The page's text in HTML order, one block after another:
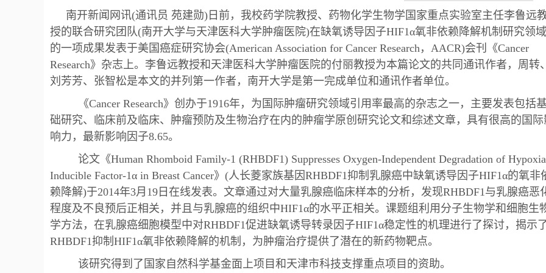
南开新闻网讯(通讯员 苑建勋)日前，我校药学院教授、药物化学生物学国家重点实验室主任李鲁远
授的联合研究团队(南开大学与天津医科大学肿瘤医院)在缺氧诱导因子HIF1α氧非依赖降解机制研究领域
的一项成果发表于美国癌症研究协会(American Association for Cancer Research，AACR)会刊《Cancer
Research》杂志上。李鲁远教授和天津医科大学肿瘤医院的付丽教授为本篇论文的共同通讯作者，周转、
刘芳芳、张智松是本文的并列第一作者，南开大学是第一完成单位和通讯作者单位。
《Cancer Research》创办于1916年，为国际肿瘤研究领域引用率最高的杂志之一，主要发表包括
础研究、临床前及临床、肿瘤预防及生物治疗在内的肿瘤学原创研究论文和综述文章，具有很高的国际
响力，最新影响因子8.65。
论文《Human Rhomboid Family-1 (RHBDF1) Suppresses Oxygen-Independent Degradation of
Inducible Factor-1α in Breast Cancer》(人长菱家族基因RHBDF1抑制乳腺癌中缺氧诱导因子HIF1α的氧非
赖降解)于2014年3月19日在线发表。文章通过对大量乳腺癌临床样本的分析，发现RHBDF1与乳腺癌恶
程度及不良预后正相关，并且与乳腺癌的组织中HIF1α的水平正相关。课题组利用分子生物学和细胞生
学方法，在乳腺癌细胞模型中对RHBDF1促进缺氧诱导转录因子HIF1α稳定性的机理进行了探讨，揭示
RHBDF1抑制HIF1α氧非依赖降解的机制，为肿瘤治疗提供了潜在的新药物靶点。
该研究得到了国家自然科学基金面上项目和天津市科技支撑重点项目的资助。